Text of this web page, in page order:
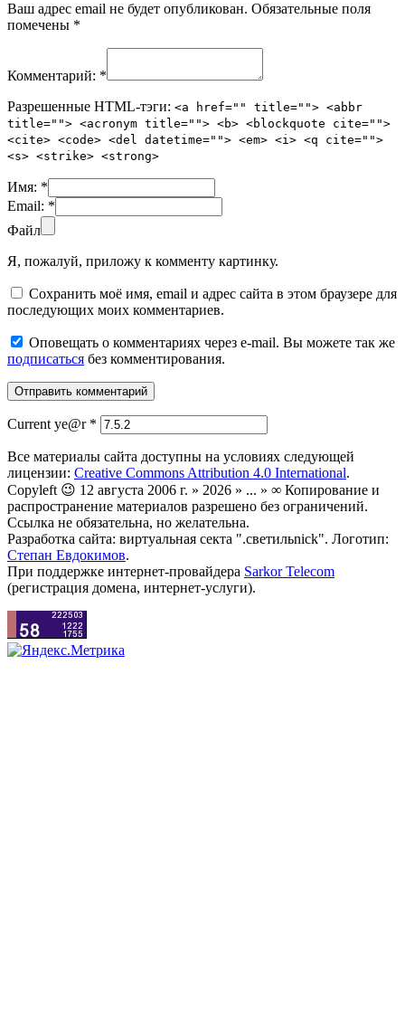
Ваш адрес email не будет опубликован. Обязательные поля
помечены *
Комментарий: *
Разрешенные HTML-тэги: <a href="" title=""> <abbr
title=""> <acronym title=""> <b> <blockquote cite="">
<cite> <code> <del datetime=""> <em> <i> <q cite="">
<s> <strike> <strong>
Имя: *
Email: *
Файл
Я, пожалуй, приложу к комменту картинку.
Сохранить моё имя, email и адрес сайта в этом браузере для
последующих моих комментариев.
Оповещать о комментариях через e-mail. Вы можете так же
подписаться без комментирования.
Current ye@r *
Все материалы сайта доступны на условиях следующей
лицензии: Creative Commons Attribution 4.0 International.
Copyleft 😉 12 августа 2006 г. » 2026 » ... » ∞ Копирование и
распространение материалов разрешено без ограничений.
Ссылка не обязательна, но желательна.
Разработка сайта: виртуальная секта ".светильnick". Логотип:
Степан Евдокимов.
При поддержке интернет-провайдера Sarkor Telecom
(регистрация домена, интернет-услуги).